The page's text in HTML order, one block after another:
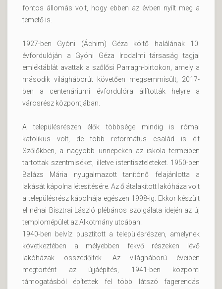
fontos állomás volt, hogy ebben az évben nyílt meg a
temető is.
1927-ben Gyóni (Áchim) Géza költő halálának 10.
évfordulóján a Gyóni Géza Irodalmi társaság tagjai
emléktáblát avattak a szőlősi Parragh-birtokon, amely a
második világháborút követően megsemmisült, 2017-
ben a centenáriumi évfordulóra állították helyre a
városrész központjában.
A településrészen élők többsége mindig is római
katolikus volt, de több református család is élt
Szőlőkben, a nagyobb ünnepeken az iskola termeiben
tartottak szentmiséket, illetve istentiszteleteket. 1950-ben
Balázs Mária nyugalmazott tanítónő felajánlotta a
lakását kápolna létesítésére. Az ő átalakított lakóháza volt
a településrész kápolnája egészen 1998-ig. Ekkor készült
el néhai Bisztrai László plébános szolgálata idején az új
templomépület az Alkotmány utcában.
1940-ben belvíz pusztított a településrészen, amelynek
következtében a mélyebben fekvő részeken lévő
lakóházak összedőltek. Az világháború éveiben
megtörtént az újjáépítés, 1941-ben központi
támogatásból építettek fel több látszó fagerendás